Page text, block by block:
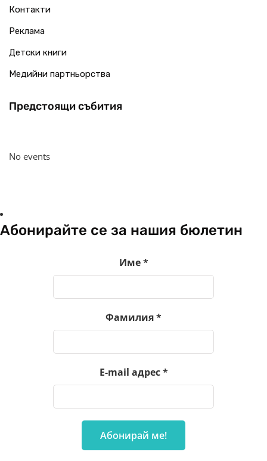
Контакти
Реклама
Детски книги
Медийни партньорства
Предстоящи събития
No events
Абонирайте се за нашия бюлетин
Име*
Фамилия*
E-mail адрес*